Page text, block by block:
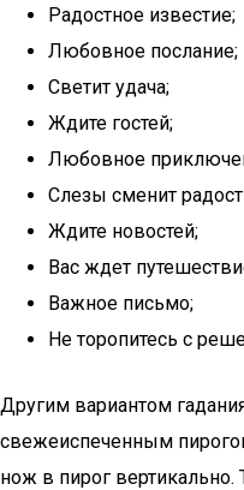
Радостное известие;
Любовное послание;
Светит удача;
Ждите гостей;
Любовное
Слезы сменит
Ждите новостей;
Вас ждет
Важное письмо;
Не торопитесь с
Другим вариантом
свежеиспеченным
нож в пирог вертикально.